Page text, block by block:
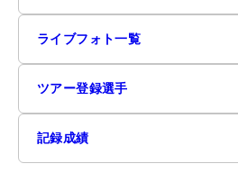
ライブフォト一覧
ツアー登録選手
記録成績